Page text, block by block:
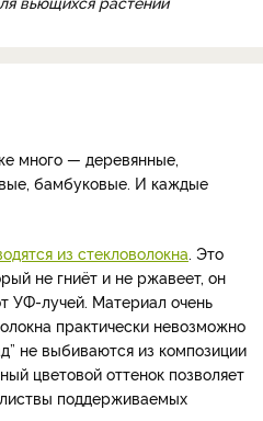
много — деревянные,
бамбуковые. И каждые
из стекловолокна. Это
не гниёт и не ржавеет, он
УФ-лучей. Материал очень
практически невозможно
не выбиваются из композиции
цветовой оттенок позволяет
поддерживаемых